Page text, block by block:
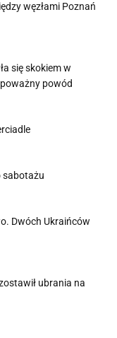
węzłami Poznań
się skokiem w
poważny powód
sabotażu
Dwóch Ukraińców
ubrania na